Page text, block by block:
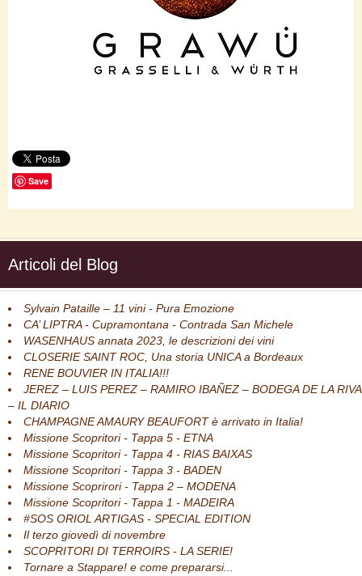
Save
Articoli del Blog
Sylvain Pataille – 11 vini - Pura Emozione
CA’ LIPTRA - Cupramontana - Contrada San Michele
WASENHAUS annata 2023, le descrizioni dei vini
CLOSERIE SAINT ROC, Una storia UNICA a Bordeaux
RENE BOUVIER IN ITALIA!!!
JEREZ – LUIS PEREZ – RAMIRO IBAÑEZ – BODEGA DE LA RIVA
– IL DIARIO
CHAMPAGNE AMAURY BEAUFORT è arrivato in Italia!
Missione Scopritori - Tappa 5 - ETNA
Missione Scopritori - Tappa 4 - RIAS BAIXAS
Missione Scopritori - Tappa 3 - BADEN
Missione Scoprirori - Tappa 2 – MODENA
Missione Scopritori - Tappa 1 - MADEIRA
#SOS ORIOL ARTIGAS - SPECIAL EDITION
Il terzo giovedì di novembre
SCOPRITORI DI TERROIRS - LA SERIE!
Tornare a Stappare! e come prepararsi...